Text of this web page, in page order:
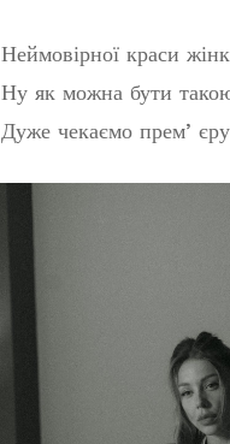
Неймовірної краси
Ну як можна бути
Дуже чекаємо